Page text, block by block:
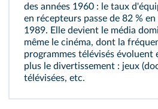
des années 1960 : le taux
en récepteurs passe de 82 %
1989. Elle devient le média
même le cinéma, dont la
programmes télévisés évoluent
plus le divertissement : jeux (
télévisées, etc.